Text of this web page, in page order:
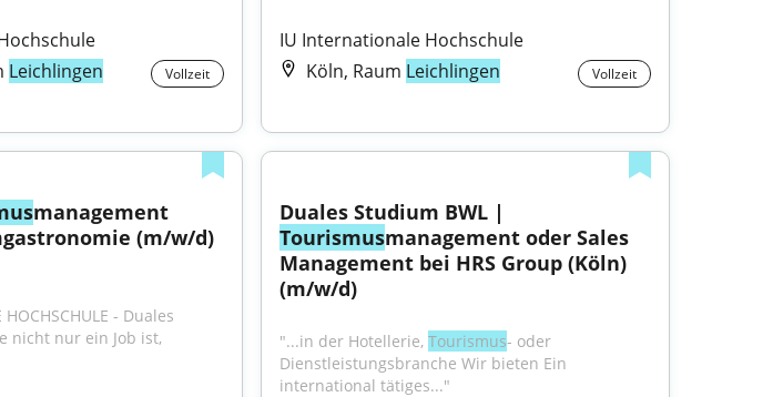
Leichlingen Vollzeit
IU Internationale Hochschule
Köln, Raum Leichlingen Vollzeit
management
(m/w/d)
- Duales
nicht nur ein Job ist,
Tourismusmanagement oder Sales
Management bei HRS Group (Köln)
(m/w/d)
"...in der Hotellerie, Tourismus- oder
Dienstleistungsbranche Wir bieten Ein
international tätiges..."